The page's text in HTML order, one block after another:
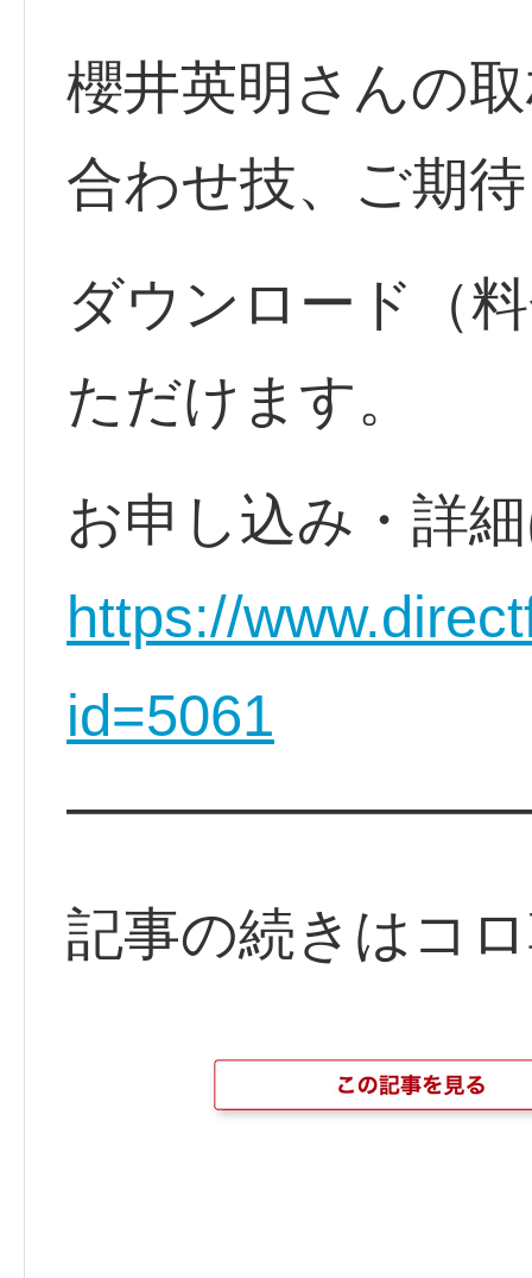
櫻井英明さんの
合わせ技、ご期
ダウンロード（
ただけます。
お申し込み・
https://
id=5061
記事の続きはコ